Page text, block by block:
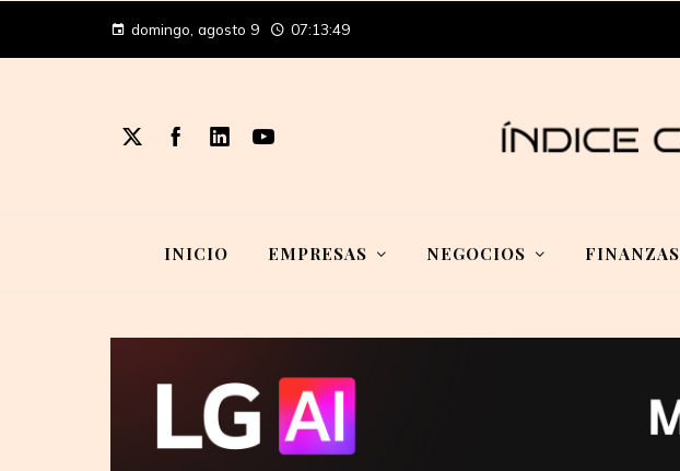
domingo, agosto 9 07:13:49
INICIO EMPRESAS NEGOCIOS FINANZAS